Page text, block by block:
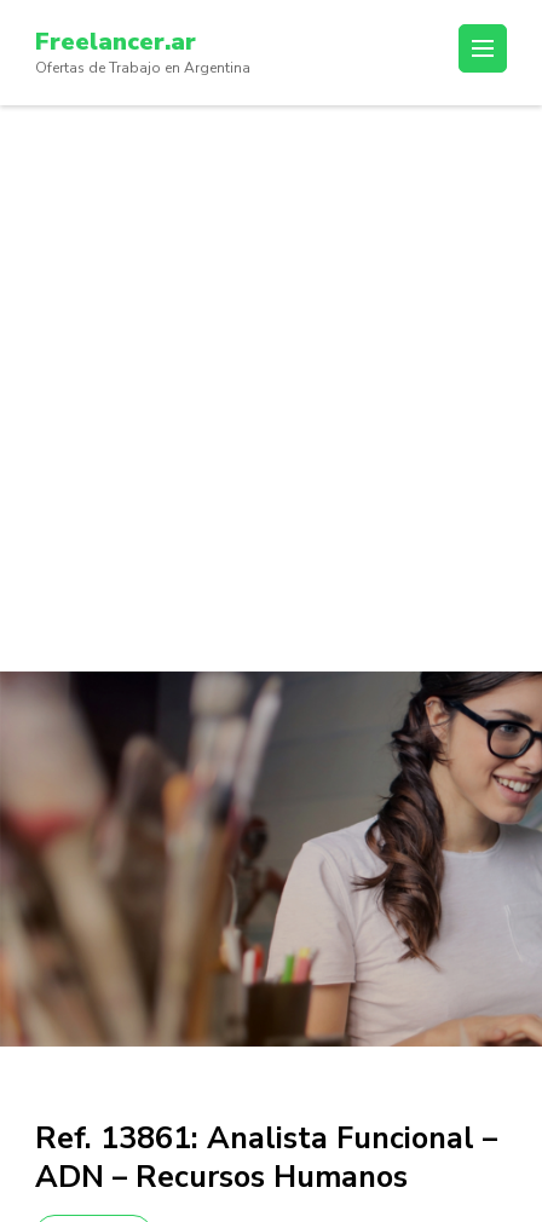
content
(Press
Freelancer.ar
Ofertas de Trabajo en Argentina
Ref. 13861: Analista Funcional –
ADN – Recursos Humanos